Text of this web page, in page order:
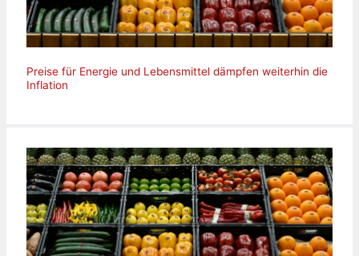
Preise für Energie und Lebensmittel dämpfen weiterhin die
Inflation